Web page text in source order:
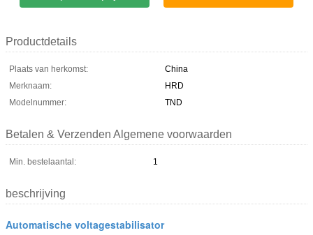
Productdetails
Plaats van herkomst:
China
Merknaam:
HRD
Modelnummer:
TND
Betalen & Verzenden Algemene voorwaarden
Min. bestelaantal: 1
beschrijving
Automatische voltagestabilisator